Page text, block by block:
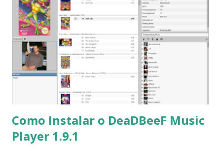
a DCB; o driver iwlwifi(4) junto com uma camada de
compatibilidade LinuxKPI 802.11 foi adicionado para
complementar iwm(4) para chipsets Intel Wireless mais
recentes; ZFS foi atualizado para OpenZFS versão 2.1.4;
Imagens EC2 agora são criadas por padrão para inicializar
usando UEFI em vez de BIOS legado." Para ler a nota de
lançamento clique aqui . Para baixar clique n...
Como Instalar o DeaDBeeF Music
Player 1.9.1